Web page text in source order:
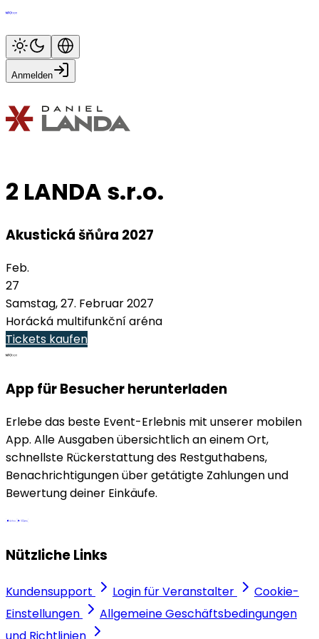
Anmelden
2 LANDA s.r.o.
Akustická šňůra 2027
Feb.
27
Samstag, 27. Februar 2027
Horácká multifunkční aréna
Tickets kaufen
App für Besucher herunterladen
Erlebe das beste Event-Erlebnis mit unserer mobilen
App. Alle Ausgaben übersichtlich an einem Ort,
schnellste Rückerstattung des Restguthabens,
Benachrichtigungen über getätigte Zahlungen und
Bewertung deiner Einkäufe.
Nützliche Links
Kundensupport Login für Veranstalter
Cookie-
Einstellungen
Allgemeine Geschäftsbedingungen